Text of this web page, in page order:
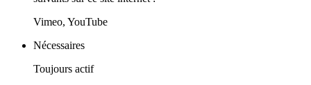
Vimeo, YouTube
Nécessaires
Toujours actif